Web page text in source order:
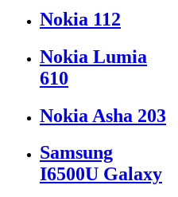
Nokia 112
Nokia Lumia
610
Nokia Asha 203
Samsung
I6500U Galaxy